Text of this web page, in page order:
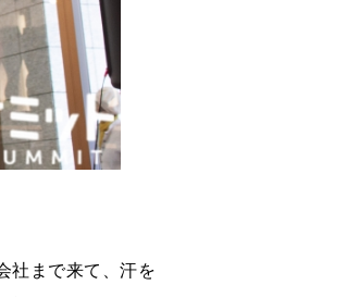
社まで来て、汗を